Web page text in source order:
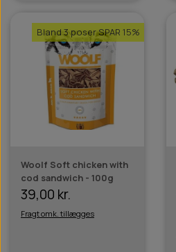
Bland 3 poser SPAR 15%
Woolf Soft chicken with
cod sandwich - 100g
39,00 kr.
Fragt omk. tillægges